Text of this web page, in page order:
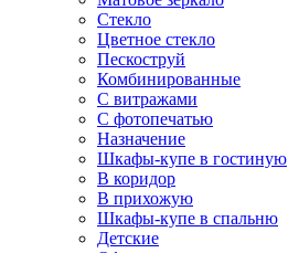
Стекло
Цветное стекло
Пескоструй
Комбинированные
С витражами
С фотопечатью
Назначение
Шкафы-купе в гостиную
В коридор
В прихожую
Шкафы-купе в спальню
Детские